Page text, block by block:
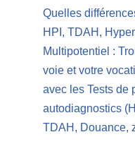
Quelles
HPI, TDAH,
Multipotentiel :
voie et votre
avec les Tests de
autodiagnostics
TDAH, Douance,